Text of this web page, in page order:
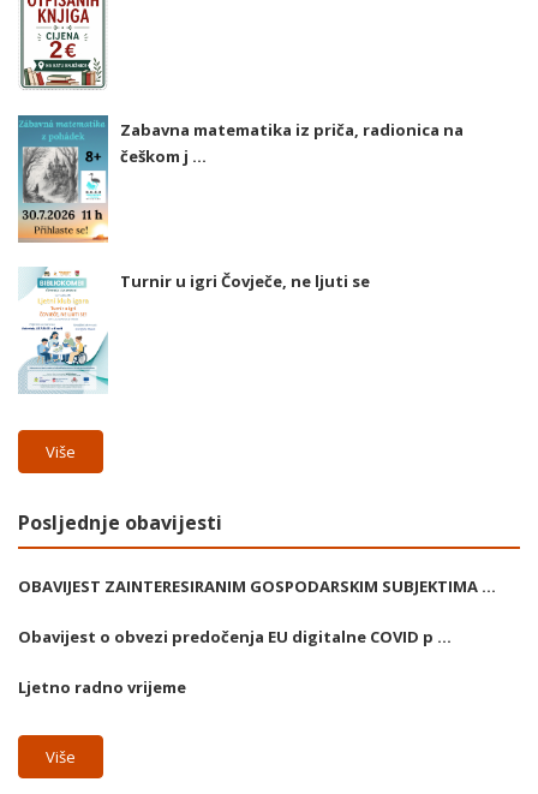
Zabavna matematika iz priča, radionica na
češkom j ...
Turnir u igri Čovječe, ne ljuti se
Više
Posljednje obavijesti
OBAVIJEST ZAINTERESIRANIM GOSPODARSKIM SUBJEKTIMA ...
Obavijest o obvezi predočenja EU digitalne COVID p ...
Ljetno radno vrijeme
Više